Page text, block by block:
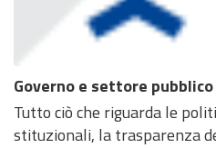
Governo e settore pubblico
Tutto ciò che riguarda le
stituzionali, la trasparenza